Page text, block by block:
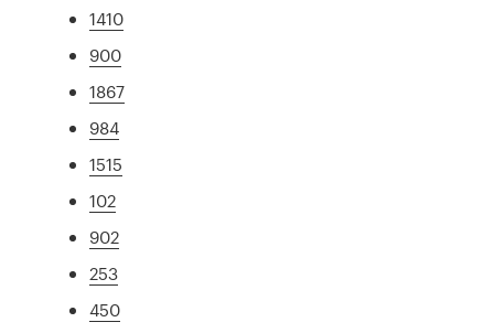
1410
900
1867
984
1515
102
902
253
450